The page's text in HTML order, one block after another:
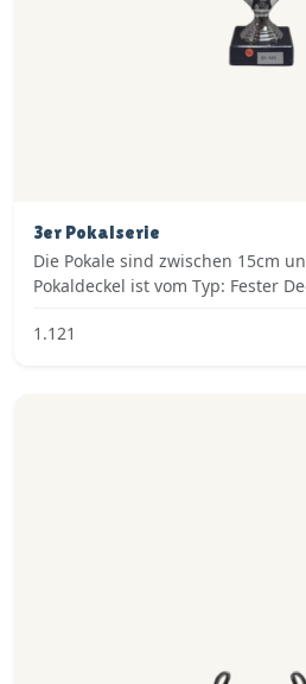
3er Pokalserie
Die Pokale sind zwischen 15cm
Pokaldeckel ist vom Typ: Fester
1.121